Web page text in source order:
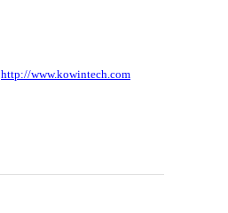
http://www.kowintech.com